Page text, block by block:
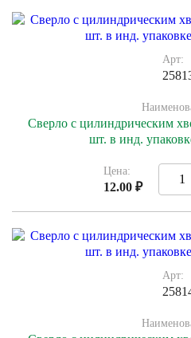
Арт:
Сверло с цилиндрическим
шт. в инд.
Цена:
12.00 ₽
Арт: